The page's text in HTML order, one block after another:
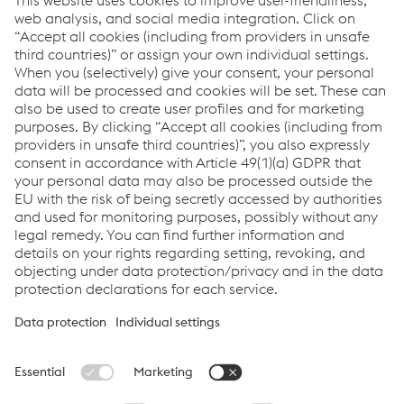
greentec steel
Met onze activiteiten rond greentec steel leveren we een
belangrijke langetermijnbijdrage aan het behalen van de
klimaatdoelstellingen. Als eerste stap in de richting van
duurzame staalproductie zijn we van plan om onze CO₂-
uitstoot vanaf 2027 met 30% te verminderen.
Naar de greentec steel microsite (in het Engels)
Links
Locations
Products
Contact Form
Information for Suppliers
Accessibility Statement
Data protection/privacy
Cookie settings